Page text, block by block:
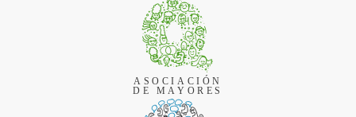
ASOCIACIÓN
DE MAYORES